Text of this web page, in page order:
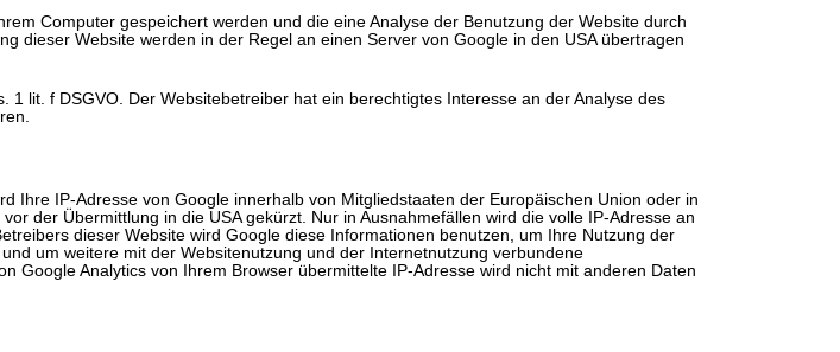
Computer gespeichert werden und die eine Analyse der Benutzung der Website durch
dieser Website werden in der Regel an einen Server von Google in den USA übertragen
lit. f DSGVO. Der Websitebetreiber hat ein berechtigtes Interesse an der Analyse des
Ihre IP-Adresse von Google innerhalb von Mitgliedstaaten der Europäischen Union oder in
der Übermittlung in die USA gekürzt. Nur in Ausnahmefällen wird die volle IP-Adresse an
dieser Website wird Google diese Informationen benutzen, um Ihre Nutzung der
um weitere mit der Websitenutzung und der Internetnutzung verbundene
Google Analytics von Ihrem Browser übermittelte IP-Adresse wird nicht mit anderen Daten